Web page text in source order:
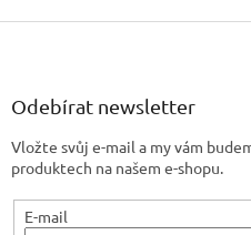
Z
Odebírat newsletter
Vložte svůj e-mail a my vám
produktech na našem e-shopu.
E-mail